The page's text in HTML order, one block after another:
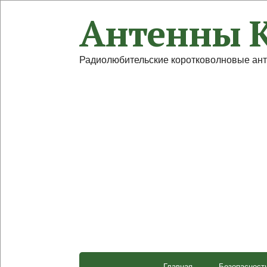
Антенны
Радиолюбительские коротковолновые